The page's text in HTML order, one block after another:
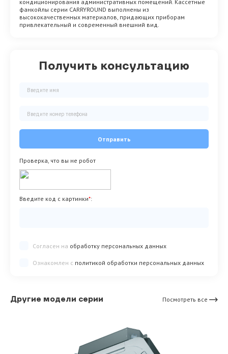
Получить консультацию
Отправить
Проверка, что вы не робот
Введите код с картинки*:
Согласен на обработку персональных данных
Ознакомлен с политикой обработки персональных данных
кондиционирования административных помещений. Кассетные
фанкойлы серии CARRYROUND выполнены из
высококачественных материалов, придающих приборам
привлекательный и современный внешний вид.
Другие модели серии Посмотреть все